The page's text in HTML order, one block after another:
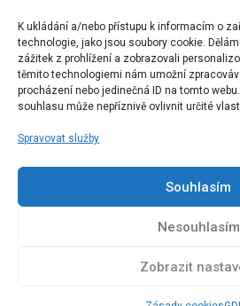
K ukládání a/nebo přístupu k informacím o
technologie, jako jsou soubory cookie.
zážitek z prohlížení a zobrazovali
těmito technologiemi nám umožní
procházení nebo jedinečná ID na tomto
souhlasu může nepříznivě ovlivnit určité
Spravovat služby
Souhlasím
Nesouhlasím
Zobrazit